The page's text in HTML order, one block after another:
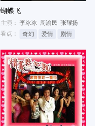
蝴蝶飞
主演： 李冰冰 周渝民 张耀扬
看点：
奇幻 爱情 剧情